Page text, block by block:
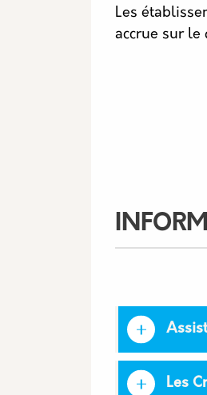
Les
accrue sur le
Les